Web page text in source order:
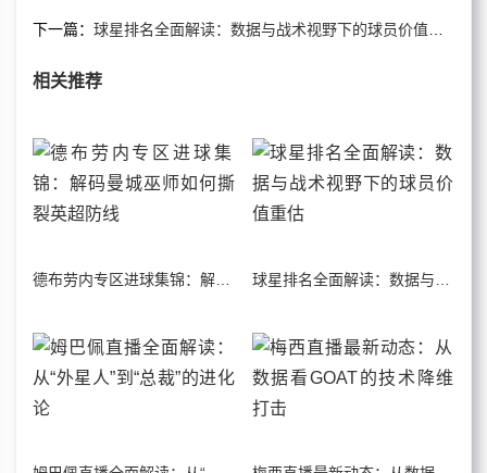
下一篇： 球星排名全面解读：数据与战术视野下的球员价值重估
相关推荐